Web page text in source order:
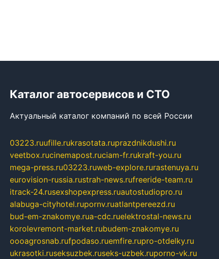
Каталог автосервисов и СТО
Актуальный каталог компаний по всей России
03223.ruufille.rukrasotata.ruprazdnikdushi.ru
veetbox.rucinemapost.ruciam-fr.rukraft-you.ru
mega-press.ru03223.ruweb-explore.rurastenuya.ru
eurovision-russia.rustrah-news.rufreeride-team.ru
itrack-24.rusexshopexpress.ruautostudiopro.ru
alabuga-cityhotel.rupornv.ruatlantpereezd.ru
bud-em-znakomye.rua-cdc.ruelektrostal-news.ru
korolevremont-market.rubudem-znakomye.ru
oooagrosnab.rufpodaso.ruemfire.rupro-otdelky.ru
ukrasotki.ruseksuzbek.ruseks-uzbek.ruporno-vk.ru